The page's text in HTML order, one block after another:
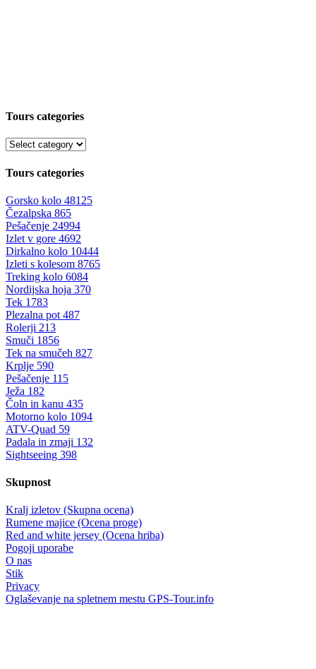
Tours categories
Tours categories
Gorsko kolo 48125
Čezalpska 865
Pešačenje 24994
Izlet v gore 4692
Dirkalno kolo 10444
Izleti s kolesom 8765
Treking kolo 6084
Nordijska hoja 370
Tek 1783
Plezalna pot 487
Rolerji 213
Smuči 1856
Tek na smučeh 827
Krplje 590
Pešačenje 115
Ježa 182
Čoln in kanu 435
Motorno kolo 1094
ATV-Quad 59
Padala in zmaji 132
Sightseeing 398
Skupnost
Kralj izletov (Skupna ocena)
Rumene majice (Ocena proge)
Red and white jersey (Ocena hriba)
Pogoji uporabe
O nas
Stik
Privacy
Oglaševanje na spletnem mestu GPS-Tour.info